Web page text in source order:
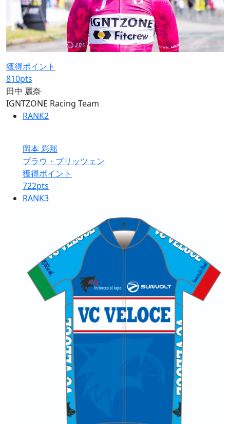
獲得ポイント
810pts
田中 麗奈
IGNTZONE Racing Team
RANK2
岡本 彩那
ブラウ・ブリッツェン
獲得ポイント
722pts
RANK3